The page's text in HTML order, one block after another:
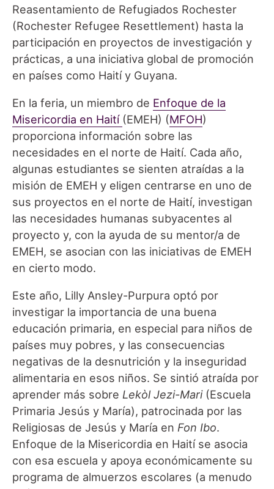
Reasentamiento de Refugiados Rochester
(Rochester Refugee Resettlement) hasta la
participación en proyectos de investigación y
prácticas, a una iniciativa global de promoción
en países como Haití y Guyana.
En la feria, un miembro de Enfoque de la
Misericordia en Haití (EMEH) (MFOH)
proporciona información sobre las
necesidades en el norte de Haití. Cada año,
algunas estudiantes se sienten atraídas a la
misión de EMEH y eligen centrarse en uno de
sus proyectos en el norte de Haití, investigan
las necesidades humanas subyacentes al
proyecto y, con la ayuda de su mentor/a de
EMEH, se asocian con las iniciativas de EMEH
en cierto modo.
Este año, Lilly Ansley-Purpura optó por
investigar la importancia de una buena
educación primaria, en especial para niños de
países muy pobres, y las consecuencias
negativas de la desnutrición y la inseguridad
alimentaria en esos niños. Se sintió atraída por
aprender más sobre Lekòl Jezi-Mari(Escuela
Primaria Jesús y María), patrocinada por las
Religiosas de Jesús y María en Fon Ibo.
Enfoque de la Misericordia en Haití se asocia
con esa escuela y apoya económicamente su
programa de almuerzos escolares (a menudo